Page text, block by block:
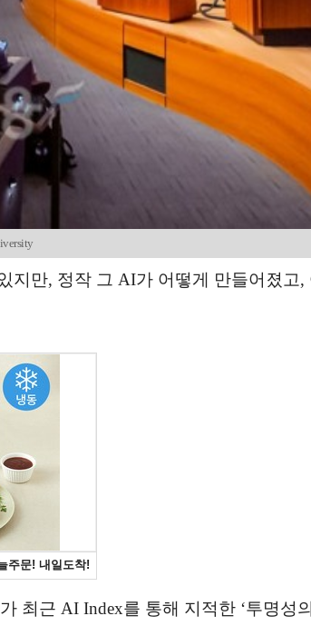
만, 정작 그 AI가 어떻게 만들어졌고,
최근 AI Index를 통해 지적한 ‘투명성